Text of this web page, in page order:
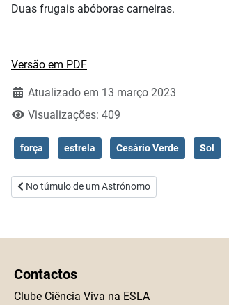
Duas frugais abóboras carneiras.
Versão em PDF
Atualizado em 13 março 2023
Visualizações: 409
força estrela Cesário Verde Sol
Artigo anterior: No túmulo de um Astrónomo
No túmulo de um Astrónomo
Contactos
Clube Ciência Viva na ESLA